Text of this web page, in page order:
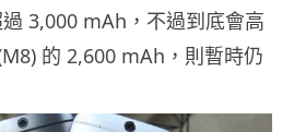
3,000 mAh，不過到底會高
的 2,600 mAh，則暫時仍